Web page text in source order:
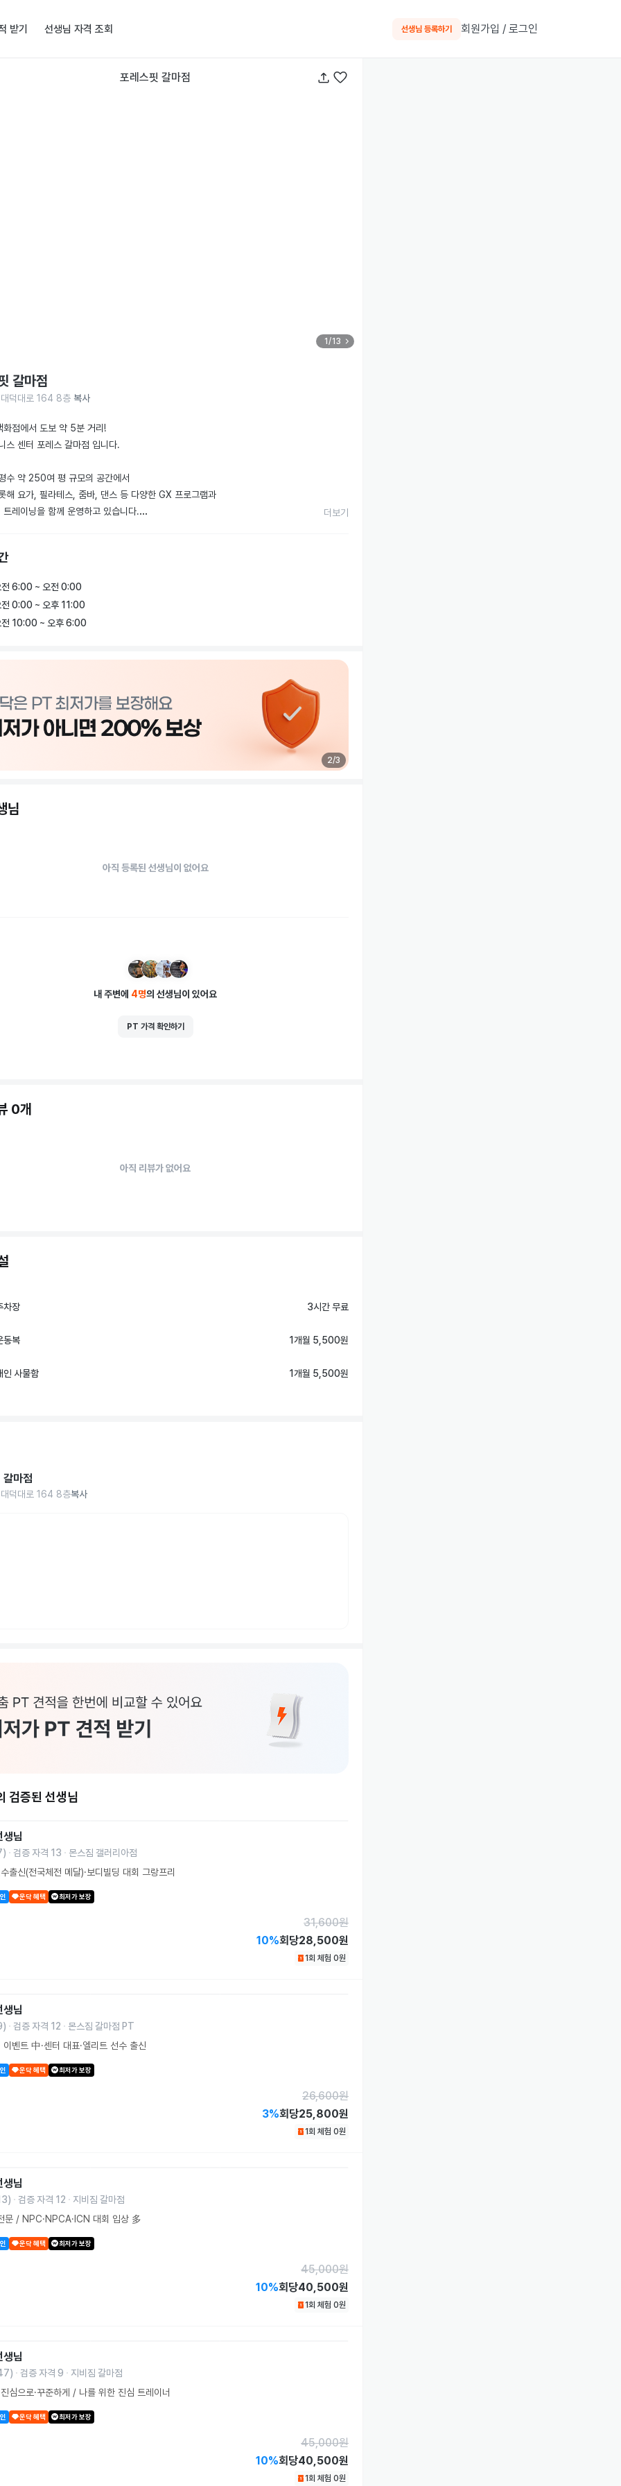
받기 선생님 자격 조회 선생님 등록하기 회원가입 / 로그인
포레스핏 갈마점
1/13
갈마점
덕대로 164 8층 복사
화점에서 도보 약 5분 거리!
스 센터 포레스 갈마점 입니다.
수 약 250여 평 규모의 공간에서
해 요가, 필라테스, 줌바, 댄스 등 다양한 GX 프로그램과
트레이닝을 함께 운영하고 있습니다.
공휴일도 운영하여 시간 제약 없이 이용 가능
시 모든 GX 프로그램 및 부대시설 무료 이용
마점은
이 보다 합리적인 비용으로 다양한 운동 프로그램을 이용할 수 있도록 운영하고
더보기
전 6:00 ~ 오전 0:00
전 0:00 ~ 오후 11:00
전 10:00 ~ 오후 6:00
2/3
님
아직 등록된 선생님이 없어요
내 주변에 4명의 선생님이 있어요
PT 가격 확인하기
0개
아직 리뷰가 없어요
차장 3시간 무료
동복 1개월 5,500원
인 사물함 1개월 5,500원
갈마점
덕대로 164 8층복사
검증된 선생님
님
) 검증 자격 13
몬스짐 갤러리아점
출신(전국체전 메달)·보디빌딩 대회 그랑프리
운닥 혜택 최저가 보장
31,600원
10%회당28,500원
1회 체험 0원
님
) 검증 자격 12
몬스짐 갈마점 PT
이벤트 中·센터 대표·엘리트 선수 출신
운닥 혜택 최저가 보장
26,600원
3%회당25,800원
1회 체험 0원
님
) 검증 자격 12
지비짐 갈마점
문 / NPC·NPCA·ICN 대회 입상 多
운닥 혜택 최저가 보장
45,000원
10%회당40,500원
1회 체험 0원
님
) 검증 자격 9
지비짐 갈마점
심으로·꾸준하게 / 나를 위한 진심 트레이너
운닥 혜택 최저가 보장
45,000원
10%회당40,500원
1회 체험 0원